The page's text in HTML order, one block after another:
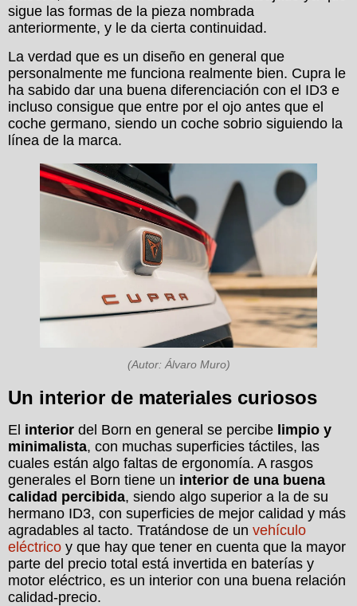
sigue las formas de la pieza nombrada
anteriormente, y le da cierta continuidad.
La verdad que es un diseño en general que
personalmente me funciona realmente bien. Cupra le
ha sabido dar una buena diferenciación con el ID3 e
incluso consigue que entre por el ojo antes que el
coche germano, siendo un coche sobrio siguiendo la
línea de la marca.
(Autor: Álvaro Muro)
Un interior de materiales curiosos
El interior del Born en general se percibe limpio y
minimalista, con muchas superficies táctiles, las
cuales están algo faltas de ergonomía. A rasgos
generales el Born tiene un interior de una buena
calidad percibida, siendo algo superior a la de su
hermano ID3, con superficies de mejor calidad y más
agradables al tacto. Tratándose de un vehículo
eléctrico y que hay que tener en cuenta que la mayor
parte del precio total está invertida en baterías y
motor eléctrico, es un interior con una buena relación
calidad-precio.